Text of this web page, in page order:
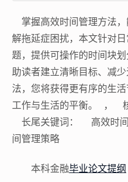
掌握高效时间管理方法
解拖延症困扰，本文针对
题，提供可操作的时间块
助读者建立清晰目标、减
法，您将获得更有序的生
工作与生活的平衡。 ，
长尾关键词： 高效时间
间管理策略
本科金融毕业论文提纲